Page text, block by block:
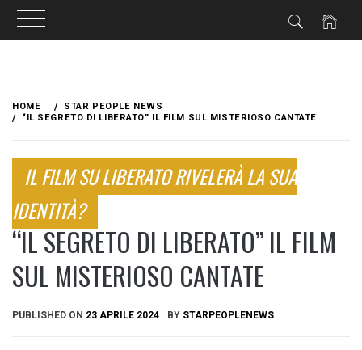
content
HOME
STAR PEOPLE NEWS
“IL SEGRETO DI LIBERATO” IL FILM SUL MISTERIOSO CANTATE
IL FILM SU LIBERATO RIVELERÀ LA SUA
IDENTITÀ?
“IL SEGRETO DI LIBERATO” IL FILM
SUL MISTERIOSO CANTATE
PUBLISHED ON 23 APRILE 2024 BY STARPEOPLENEWS